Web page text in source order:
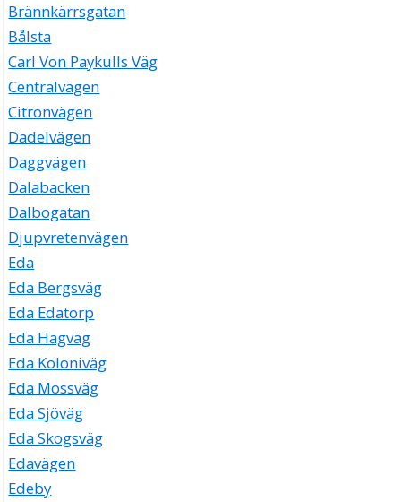
Brännkärrsgatan
Bålsta
Carl Von Paykulls Väg
Centralvägen
Citronvägen
Dadelvägen
Daggvägen
Dalabacken
Dalbogatan
Djupvretenvägen
Eda
Eda Bergsväg
Eda Edatorp
Eda Hagväg
Eda Koloniväg
Eda Mossväg
Eda Sjöväg
Eda Skogsväg
Edavägen
Edeby